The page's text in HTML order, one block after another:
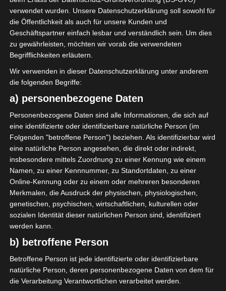
Gabèsien (SG)
Stade Gabèsien (SG)
Stadt Gabès
Land
Gründung
24. Juli 1957
Stadion Stade Olympique de Gabès
Trikotsatz
Farben: grün-weiß
verwendet wurden. Unsere Datenschutzerklärung soll sowohl für
die Öffentlichkeit als auch für unsere Kunden und
Geschäftspartner einfach lesbar und verständlich sein. Um dies
zu gewährleisten, möchten wir vorab die verwendeten
Begrifflichkeiten erläutern.
Wir verwenden in dieser Datenschutzerklärung unter anderem
die folgenden Begriffe:
a) personenbezogene Daten
Personenbezogene Daten sind alle Informationen, die sich auf
eine identifizierte oder identifizierbare natürliche Person (im
Folgenden "betroffene Person") beziehen. Als identifizierbar wird
eine natürliche Person angesehen, die direkt oder indirekt,
insbesondere mittels Zuordnung zu einer Kennung wie einem
Namen, zu einer Kennnummer, zu Standortdaten, zu einer
Online-Kennung oder zu einem oder mehreren besonderen
Merkmalen, die Ausdruck der physischen, physiologischen,
genetischen, psychischen, wirtschaftlichen, kulturellen oder
sozialen Identität dieser natürlichen Person sind, identifiziert
werden kann.
b) betroffene Person
Betroffene Person ist jede identifizierte oder identifizierbare
natürliche Person, deren personenbezogene Daten von dem für
die Verarbeitung Verantwortlichen verarbeitet werden.